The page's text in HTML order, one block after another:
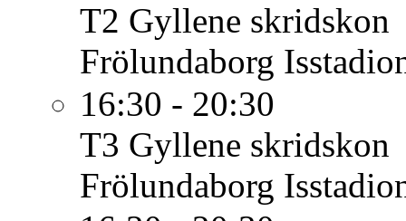
T2 Gyllene skridskon
Frölundaborg
16:30 - 20:30
T3 Gyllene skridskon
Frölundaborg